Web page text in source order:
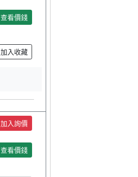
查看價錢
加入收藏
加入詢價
查看價錢